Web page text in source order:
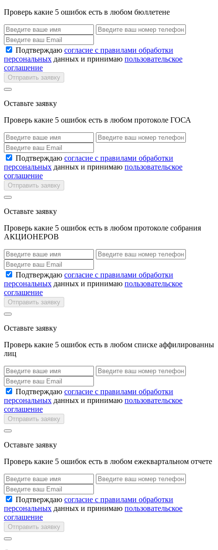
Проверь какие 5 ошибок есть в любом бюллетене
Подтверждаю согласие с правилами обработки
персональных данных и принимаю пользовательское
соглашение
Отправить заявку
Оставьте заявку
Проверь какие 5 ошибок есть в любом протоколе ГОСА
Подтверждаю согласие с правилами обработки
персональных данных и принимаю пользовательское
соглашение
Отправить заявку
Оставьте заявку
Проверь какие 5 ошибок есть в любом протоколе собрания
АКЦИОНЕРОВ
Подтверждаю согласие с правилами обработки
персональных данных и принимаю пользовательское
соглашение
Отправить заявку
Оставьте заявку
Проверь какие 5 ошибок есть в любом списке аффилированны
лиц
Подтверждаю согласие с правилами обработки
персональных данных и принимаю пользовательское
соглашение
Отправить заявку
Оставьте заявку
Проверь какие 5 ошибок есть в любом ежеквартальном отчете
Подтверждаю согласие с правилами обработки
персональных данных и принимаю пользовательское
соглашение
Отправить заявку